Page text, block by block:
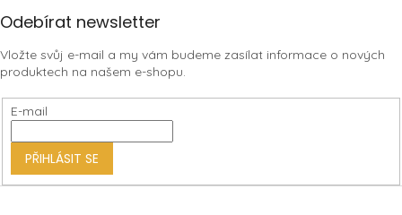
Z
p
a
t
Odebírat newsletter
Vložte svůj e-mail a my vám budeme zasílat informace o nových
produktech na našem e-shopu.
E-mail
PŘIHLÁSIT SE